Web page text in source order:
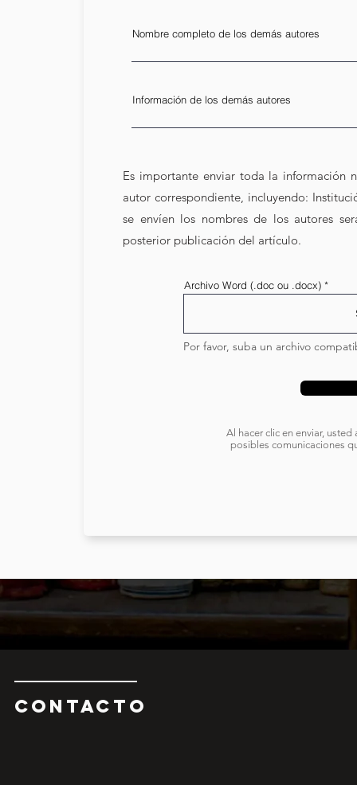
Nombre completo de los demás autores
Información de los demás autores
Es importante enviar toda la información
autor correspondiente, incluyendo:
se envíen los nombres de los autores
posterior publicación del artículo.
Archivo Word (.doc ou .docx)
Por favor, suba un archivo
Al hacer clic en enviar,
posibles comunicaciones
CONTAcTO